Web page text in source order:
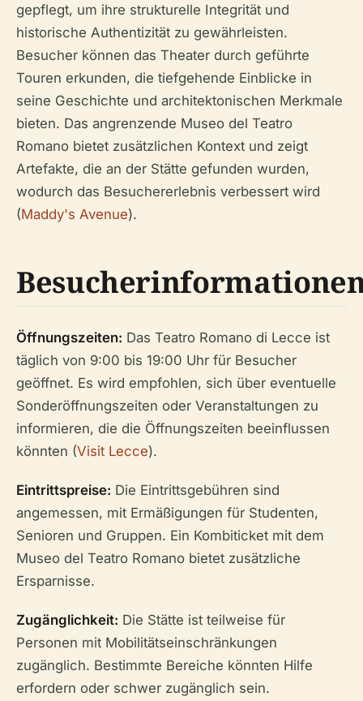
gepflegt, um ihre strukturelle Integrität und
historische Authentizität zu gewährleisten.
Besucher können das Theater durch geführte
Touren erkunden, die tiefgehende Einblicke in
seine Geschichte und architektonischen Merkmale
bieten. Das angrenzende Museo del Teatro
Romano bietet zusätzlichen Kontext und zeigt
Artefakte, die an der Stätte gefunden wurden,
wodurch das Besuchererlebnis verbessert wird
(Maddy's Avenue).
Öffnungszeiten: Das Teatro Romano di Lecce ist
täglich von 9:00 bis 19:00 Uhr für Besucher
geöffnet. Es wird empfohlen, sich über eventuelle
Sonderöffnungszeiten oder Veranstaltungen zu
informieren, die die Öffnungszeiten beeinflussen
könnten (Visit Lecce).
Eintrittspreise: Die Eintrittsgebühren sind
angemessen, mit Ermäßigungen für Studenten,
Senioren und Gruppen. Ein Kombiticket mit dem
Museo del Teatro Romano bietet zusätzliche
Ersparnisse.
Zugänglichkeit: Die Stätte ist teilweise für
Personen mit Mobilitätseinschränkungen
zugänglich. Bestimmte Bereiche könnten Hilfe
erfordern oder schwer zugänglich sein.